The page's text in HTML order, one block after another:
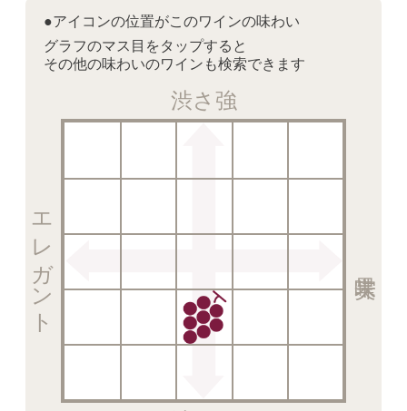
●アイコンの位置がこのワインの味わい
グラフのマス目をタップすると
その他の味わいのワインも検索できます
渋さ強
エレガント